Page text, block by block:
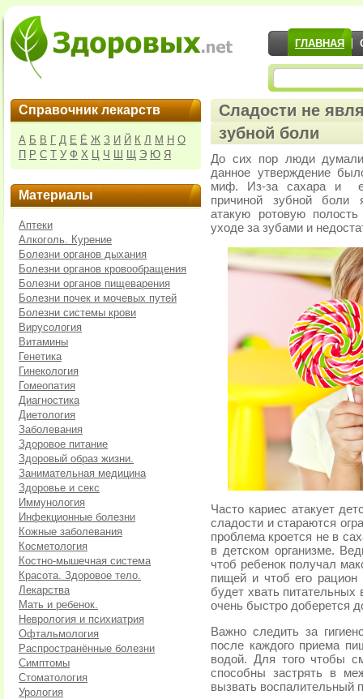
ГЛАВНАЯ
Справочник лекарств
А Б В Г Д Е Ё Ж З И Й К Л М Н О
П Р С Т У Ф Х Ц Ч Ш Щ Э Ю Я
Материалы
Аптеки
Алкоголь. Курение
Болезни органов дыхания
Болезни органов кровообращения
Болезни органов пищеварения
Болезни почек и мочевых путей
Болезни системы крови
Вирусология
Витамины
Генетика
Гинекология
Гомеопатия
Диагностика
Диетология
Заболевания
Здоровое питание
Здоровый образ жизни.
Занимательная медицина
Здоровье и секс
Иммунология
Инфекционные болезни
Кожные заболевания
Косметология
Костно-мышечная система
Красота. Здоровое тело.
Лекарства
Мать и ребенок.
Неврология и психиатрия
Офтальмология
Распространённые болезни
Симптомы
Стоматология
Урология
Сладости не
зубной боли
До сих пор люди
данное утверждение
миф. Из-за сахара и
причиной зубной боли
атакую ротовую
уходе за зубами и
Часто кариес атакует
сладости и стараются
проблема кроется не в
в детском организме.
чтоб ребенок получал
пищей и чтоб его
будет хвать питательных
очень быстро доберется
Важно следить за
после каждого приема
водой. Для того чтобы
способны застрять в
вызвать воспалительный